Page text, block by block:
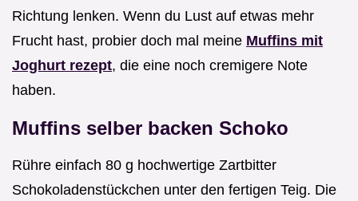
Richtung lenken. Wenn du Lust auf etwas mehr
Frucht hast, probier doch mal meine Muffins mit
Joghurt rezept, die eine noch cremigere Note
haben.
Muffins selber backen Schoko
Rühre einfach 80 g hochwertige Zartbitter
Schokoladenstückchen unter den fertigen Teig. Die